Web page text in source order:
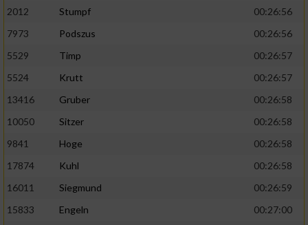
2012
Stumpf
00:26:56
7973
Podszus
00:26:56
5529
Timp
00:26:57
5524
Krutt
00:26:57
13416
Gruber
00:26:58
10050
Sitzer
00:26:58
9841
Hoge
00:26:58
17874
Kuhl
00:26:58
16011
Siegmund
00:26:59
15833
Engeln
00:27:00